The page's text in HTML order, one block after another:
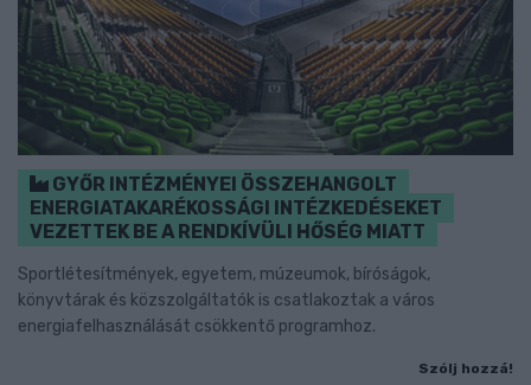
GYŐR INTÉZMÉNYEI ÖSSZEHANGOLT
ENERGIATAKARÉKOSSÁGI INTÉZKEDÉSEKET
VEZETTEK BE A RENDKÍVÜLI HŐSÉG MIATT
Sportlétesítmények, egyetem, múzeumok, bíróságok,
könyvtárak és közszolgáltatók is csatlakoztak a város
energiafelhasználását csökkentő programhoz.
Szólj hozzá!